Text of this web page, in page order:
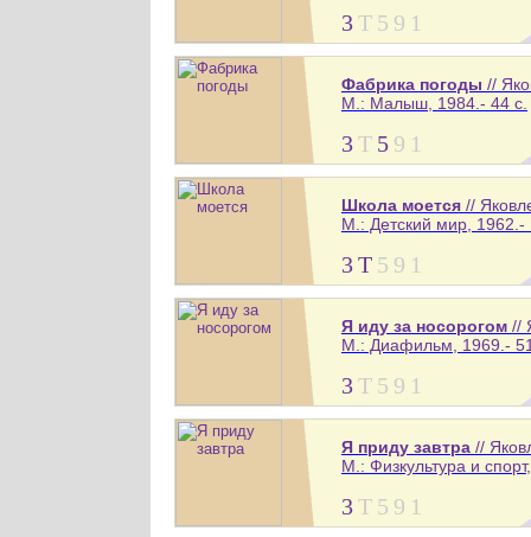
3Т 5 9 1
Фабрика погоды //
М.: Малыш, 1984.- 44 с.
3Т 5 9 1
Школа моется //
М.: Детский мир, 1962.-
3Т 5 9 1
Я иду за носорогом //
М.: Диафильм, 1969.-
3Т 5 9 1
Я приду завтра //
М.: Физкультура и
3Т 5 9 1